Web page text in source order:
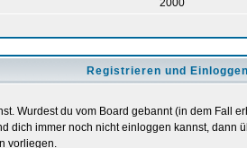
2000
Registrieren und Einloggen
Wurdest du vom Board gebannt (in dem Fall
dich immer noch nicht einloggen kannst,
vorliegen.